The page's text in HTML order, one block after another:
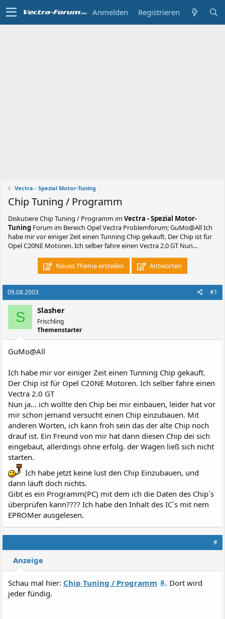
Anmelden Registrieren
Vectra - Spezial Motor-Tuning
Chip Tuning / Programm
DiskutiereChip Tuning / Programm imVectra - Spezial Motor-
Tuning Forum im Bereich Opel Vectra Problemforum; GuMo@All Ich
habe mir vor einiger Zeit einen Tunning Chip gekauft. Der Chip ist für
Opel C20NE Motoren. Ich selber fahre einen Vectra 2.0 GT Nun...
Neues Thema erstellen Antworten
09.08.2003 #1
S Slasher
Frischling
Themenstarter
GuMo@All
Ich habe mir vor einiger Zeit einen Tunning Chip gekauft.
Der Chip ist für Opel C20NE Motoren. Ich selber fahre einen
Vectra 2.0 GT
Nun ja... ich wollte den Chip bei mir einbauen, leider hat vor
mir schon jemand versucht einen Chip einzubauen. Mit
anderen Worten, ich kann froh sein das der alte Chip noch
drauf ist. Ein Freund von mir hat dann diesen Chip dei sich
eingebaut, allerdings ohne erfolg. der Wagen ließ sich nicht
starten.
Ich habe jetzt keine lust den Chip Einzubauen, und
dann läuft doch nichts.
Gibt es ein Programm(PC) mit dem ich die Daten des Chip´s
überprüfen kann???? Ich habe den Inhalt des IC´s mit nem
EPROMer ausgelesen.
#
Anzeige
Schau mal hier: Chip Tuning / Programm
. Dort wird
jeder fündig.